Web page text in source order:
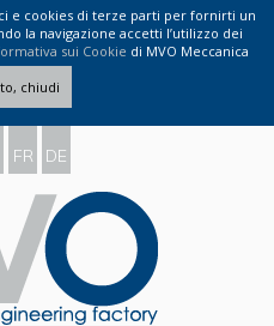
e cookies di terze parti per fornirti un
la navigazione accetti l’utilizzo dei
sui Cookie di MVO Meccanica
chiudi
FR DE